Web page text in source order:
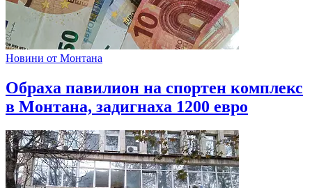
Новини от Монтана
Обраха павилион на спортен комплекс
в Монтана, задигнаха 1200 евро